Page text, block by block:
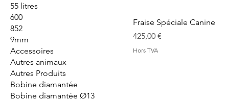
55 litres
600
852
9mm
Accessoires
Autres animaux
Autres Produits
Bobine diamantée
Bobine diamantée Ø13
Fraise Spéciale Canine
Prix
425,00 €
Hors TVA